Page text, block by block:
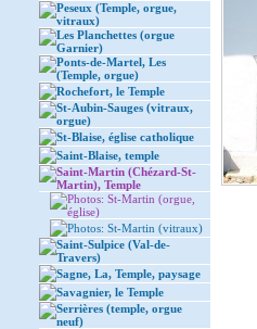
Peseux (Temple, orgue,
vitraux)
Les Planchettes (orgue
Garnier)
Ponts-de-Martel, Les
(Temple, orgue)
Rochefort, le Temple
St-Aubin-Sauges (vitraux,
orgue)
St-Blaise, église catholique
Saint-Blaise, temple
Saint-Martin (Chézard-St-
Martin), Temple
Photos: St-Martin (orgue,
église)
Photos: St-Martin (vitraux)
Saint-Sulpice (Val-de-
Travers)
Sagne, La, Temple, paysage
Savagnier, le Temple
Serrières (temple, orgue
neuf)